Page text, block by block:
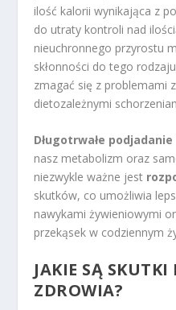
ilość kalorii wynikająca z
do utraty kontroli nad
nieuchronnego przyrostu
skłonności do tego
zmagać się z problemami
dietozależnymi
Długotrwałe podjadanie
nasz metabolizm oraz
niezwykle ważne jest
skutków, co umożliwia
nawykami żywieniowymi
przekąsek w codziennym
JAKIE SĄ
ZDROWIA?